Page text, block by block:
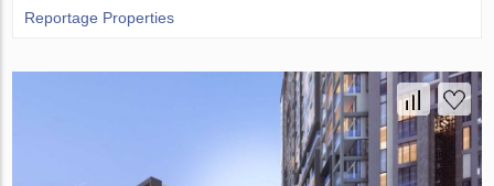
Reportage Properties